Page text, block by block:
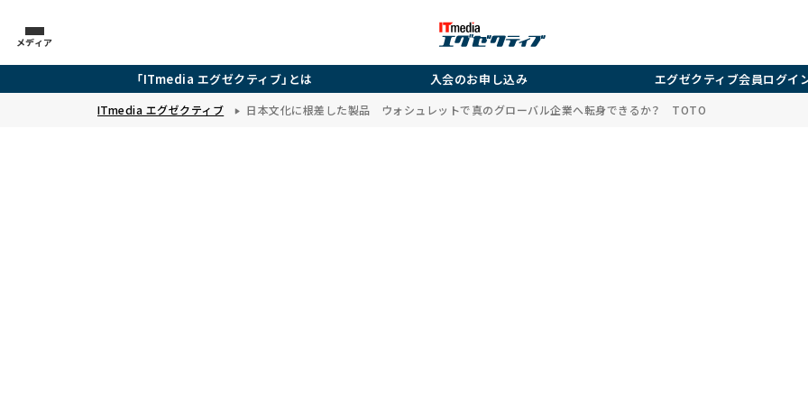
メディア
「ITmedia エグゼクティブ」とは 入会のお申し込み エグゼクティブ会員ログイ
ITmedia エグゼクティブ 日本文化に根差した製品 ウォシュレットで真のグローバル企業へ転身できるか？ TOTO